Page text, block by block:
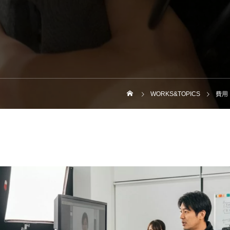
WORKS&TOPICS 費用